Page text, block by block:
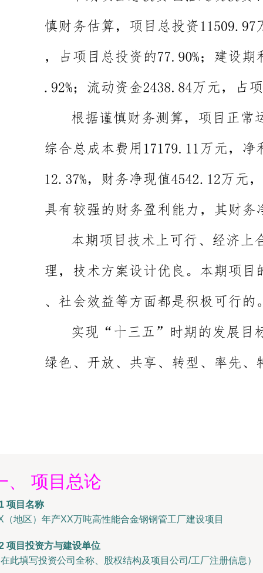
、 项目总论
项目名称
（地区）年产XX万吨高性能合金钢钢管工厂建设项目
项目投资方与建设单位
此填写投资公司全称、股权结构及项目公司/工厂注册信息）